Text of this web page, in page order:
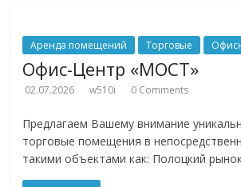
Аренда помещений Торговые
Офис-Центр «МОСТ»
02.07.2026 w510i 0 Comments
Предлагаем Вашему внимание
торговые помещения в
такими объектами как: Полоцкий